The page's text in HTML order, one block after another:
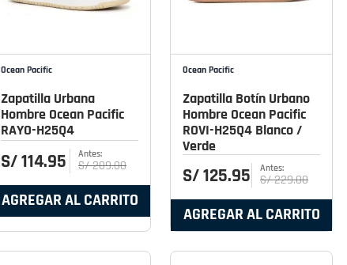
Ocean Pacific
Zapatilla Urbana
Hombre Ocean Pacific
RAYO-H25Q4
S/114.95 S/209.00
AGREGAR AL CARRITO
Ocean Pacific
Zapatilla Botín Urbano
Hombre Ocean Pacific
ROVI-H25Q4 Blanco /
Verde
S/125.95 S/229.00
AGREGAR AL CARRITO